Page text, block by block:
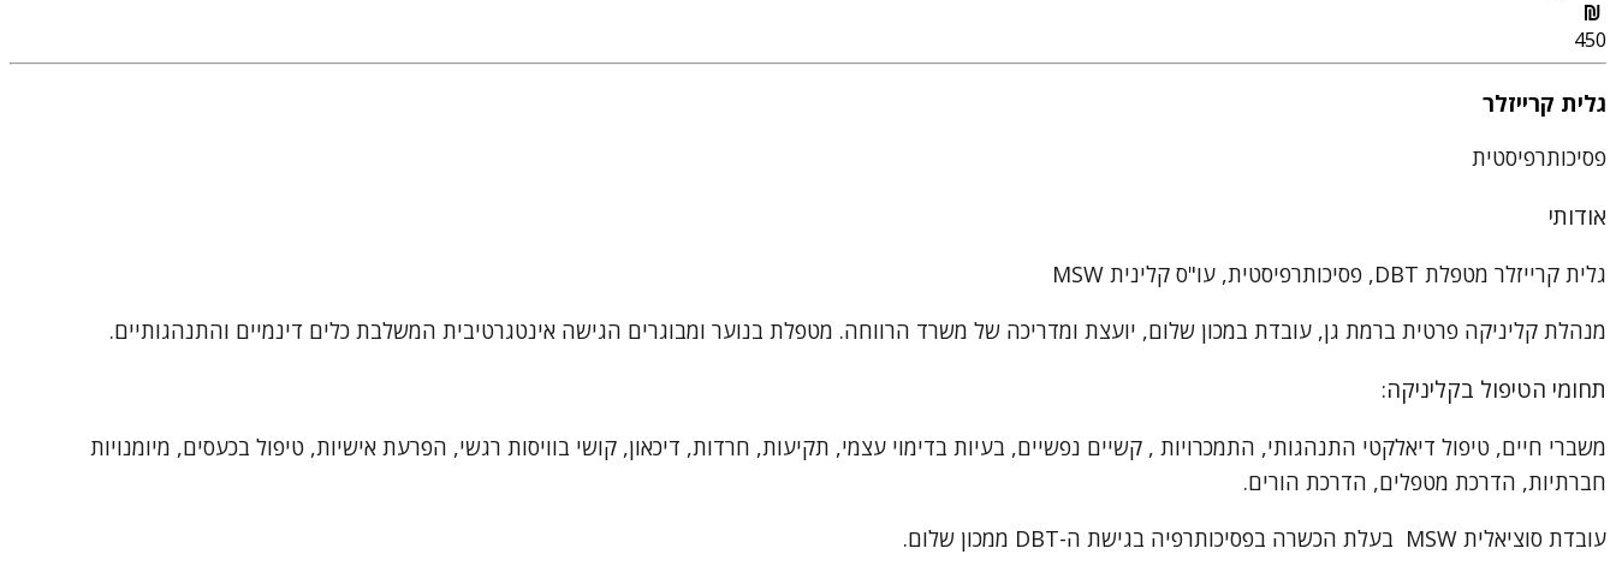
450
גלית קרייזלר
פסיכותרפיסטית
אודותי
גלית קרייזלר מטפלת DBT, פסיכותרפיסטית, עו"ס קלינית MSW
מנהלת קליניקה פרטית ברמת גן, עובדת במכון שלום, יועצת ומדריכה של משרד הרווחה. מטפלת בנוער ומבוגרים הגישה אינטגרטיבית המשלבת כלים דינמיים והתנהגותיים.
תחומי הטיפול בקליניקה:
משברי חיים, טיפול דיאלקטי התנהגותי, התמכרויות , קשיים נפשיים, בעיות בדימוי עצמי, תקיעות, חרדות, דיכאון, קושי בוויסות רגשי, הפרעת אישיות, טיפול בכעסים, מיומנויות
חברתיות, הדרכת מטפלים, הדרכת הורים.
עובדת סוציאלית MSW בעלת הכשרה בפסיכותרפיה בגישת ה-DBT ממכון שלום.